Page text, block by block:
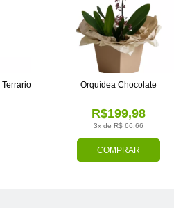
COMPRAR
3x de R$ 66,66
R$199,98
Orquídea Chocolate